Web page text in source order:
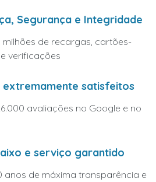
Segurança e Integridade
milhões de recargas, cartões-
verificações
extremamente satisfeitos
avaliações no Google e no
e serviço garantido
anos de máxima transparência e